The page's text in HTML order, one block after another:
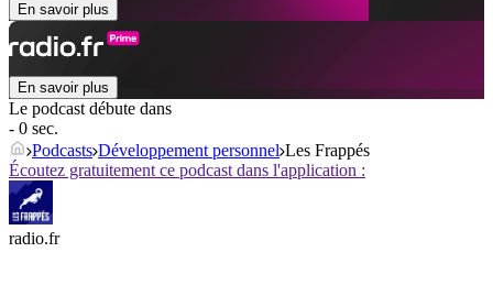
En savoir plus
En savoir plus
Le podcast débute dans
- 0 sec.
Podcasts Développement personnel Les Frappés
Écoutez gratuitement ce podcast dans l'application :
radio.fr